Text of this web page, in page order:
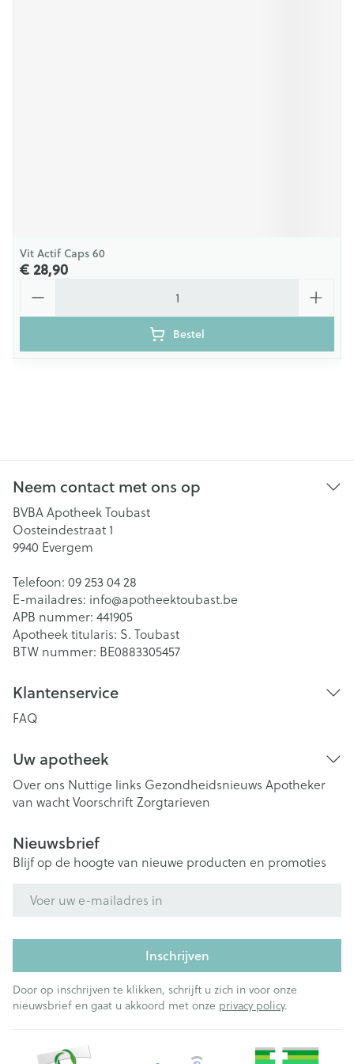
Vit Actif Caps 60
€ 28,90
Bestel
Neem contact met ons op
BVBA Apotheek Toubast
Oosteindestraat 1
9940 Evergem
Telefoon: 09 253 04 28
E-mailadres: info@apotheektoubast.be
APB nummer: 441905
Apotheek titularis: S. Toubast
BTW nummer: BE0883305457
Klantenservice
FAQ
Uw apotheek
Over ons Nuttige links Gezondheidsnieuws Apotheker
van wachtVoorschriftZorgtarieven
Nieuwsbrief
Blijf op de hoogte van nieuwe producten en promoties
Inschrijven
Door op inschrijven te klikken, schrijft u zich in voor onze
nieuwsbrief en gaat u akkoord met onze privacy policy.